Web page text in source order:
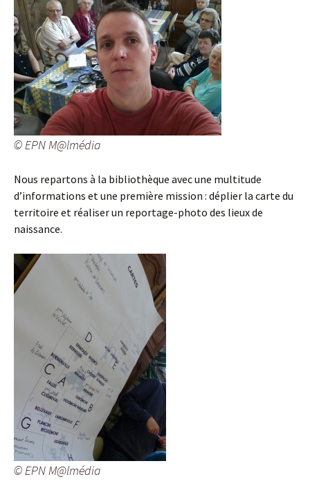
© EPN M@lmédia
Nous repartons à la bibliothèque avec une multitude
d’informations et une première mission : déplier la carte du
territoire et réaliser un reportage-photo des lieux de
naissance.
© EPN M@lmédia